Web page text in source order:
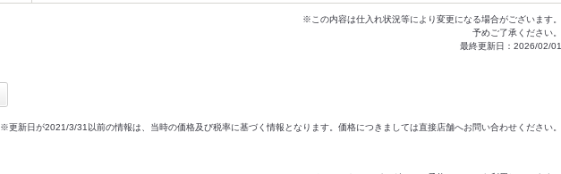
※この内容は仕入れ状況等により変更になる場合がございます。
予めご了承ください。
最終更新日：2026/02/01
※更新日が2021/3/31以前の情報は、当時の価格及び税率に基づく情報となります。価格につきましては直接店舗へお問い合わせください。